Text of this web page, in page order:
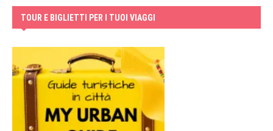
TOUR E BIGLIETTI PER I TUOI VIAGGI